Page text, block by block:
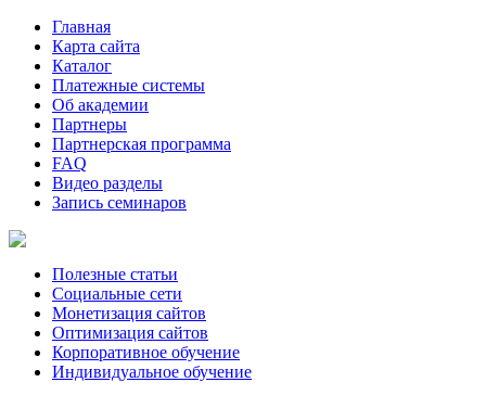
Главная
Карта сайта
Каталог
Платежные системы
Об академии
Партнеры
Партнерская программа
FAQ
Видео разделы
Запись семинаров
Полезные статьи
Социальные сети
Монетизация сайтов
Оптимизация сайтов
Корпоративное обучение
Индивидуальное обучение